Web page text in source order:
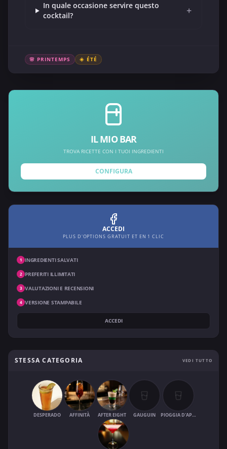
In quale occasione servire questo
cocktail?
+
🌸 PRINTEMPS ☀️ ÉTÉ
IL MIO BAR
TROVA RICETTE CON I TUOI INGREDIENTI
CONFIGURA
ACCEDI
PLUS D'OPTIONS GRATUIT ET EN 1 CLIC
1 INGREDIENTI SALVATI
2 PREFERITI ILLIMITATI
3 VALUTAZIONI E RECENSIONI
4 VERSIONE STAMPABILE
ACCEDI
STESSA CATEGORIA VEDI TUTTO
DESPERADO AFFINITÀ AFTER EIGHT GAUGUIN PIOGGIA D'APRILE